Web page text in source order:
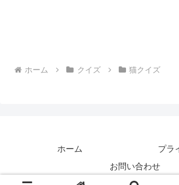
ホーム クイズ 猫クイズ
ホーム
プラ
お問い合わせ